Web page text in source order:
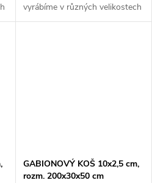
vyrábíme v různých velikostech
podle individuálních
GABIONOVÝ KOŠ 10x2,5 cm,
rozm. 200x30x50 cm